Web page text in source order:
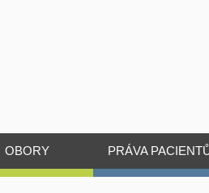
OBORY PRÁVA